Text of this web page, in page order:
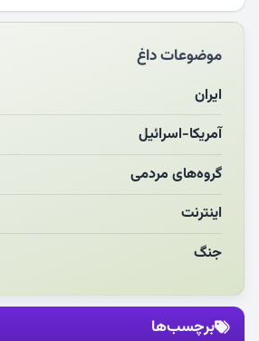
بازخوانی رسانه‌ای اندیشه رهبر شهید
مشهدالرضا آقای شهید ایران را در آغوش کشید
مکن ای صبح طلوع
چرایی «استقبال از آقای ایران»
موضوعات داغ
ایران
آمریکا-اسرائیل
گروه‌های مردمی
اینترنت
جنگ
برچسب‌ها